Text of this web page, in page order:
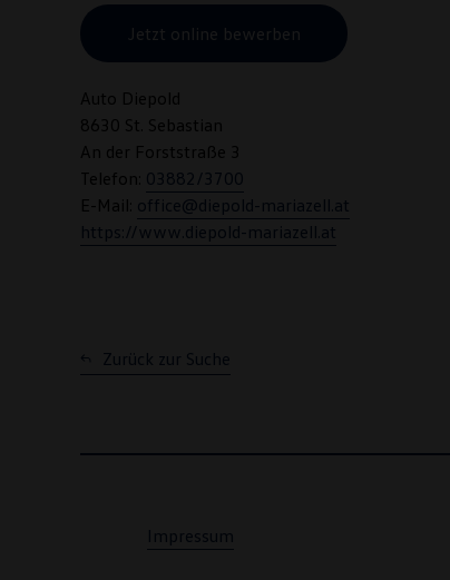
Jetzt online bewerben
Auto Diepold
8630 St. Sebastian
An der Forststraße 3
Telefon: 03882/3700
E-Mail: office@diepold-mariazell.at
https://www.diepold-mariazell.at
Zurück zur Suche
Impressum